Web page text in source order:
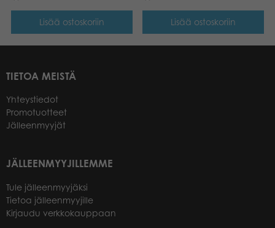
Lisää ostoskoriin Lisää ostoskoriin
TIETOA MEISTÄ
Yhteystiedot
Promotuotteet
Jälleenmyyjät
JÄLLEENMYYJILLEMME
Tule jälleenmyyjäksi
Tietoa jälleenmyyjille
Kirjaudu verkkokauppaan